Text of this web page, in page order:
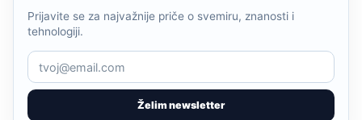
Želim newsletter
Prijavite se za najvažnije priče o svemiru, znanosti i
tehnologiji.